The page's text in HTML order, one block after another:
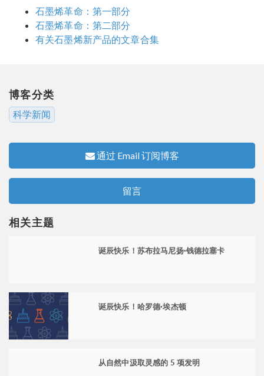
石墨烯革命：第一部分
石墨烯革命：第二部分
有关石墨烯新产品的文章合集
博客分类
科学新闻
通过 Email 订阅博客
留言
相关主题
诞辰快乐！苏布拉马尼扬·钱德拉塞卡
诞辰快乐！哈罗德·埃杰顿
从自然中汲取灵感的 5 项发明